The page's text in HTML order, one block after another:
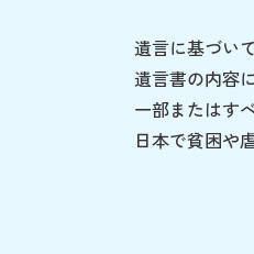
遺言に基づい
遺言書の内容
一部またはす
日本で貧困や